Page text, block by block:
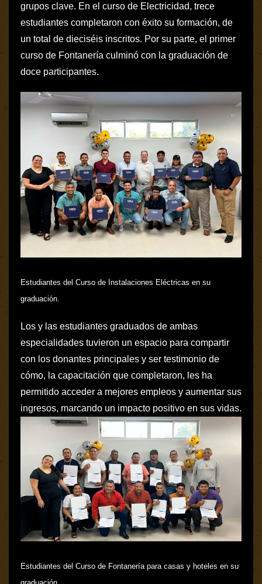
grupos clave. En el curso de Electricidad, trece
estudiantes completaron con éxito su formación, de
un total de dieciséis inscritos. Por su parte, el primer
curso de Fontanería culminó con la graduación de
doce participantes.
Estudiantes del Curso de Instalaciones Eléctricas en su
graduación.
Los y las estudiantes graduados de ambas
especialidades tuvieron un espacio para compartir
con los donantes principales y ser testimonio de
cómo, la capacitación que completaron, les ha
permitido acceder a mejores empleos y aumentar sus
ingresos, marcando un impacto positivo en sus vidas.
Estudiantes del Curso de Fontanería para casas y hoteles en su